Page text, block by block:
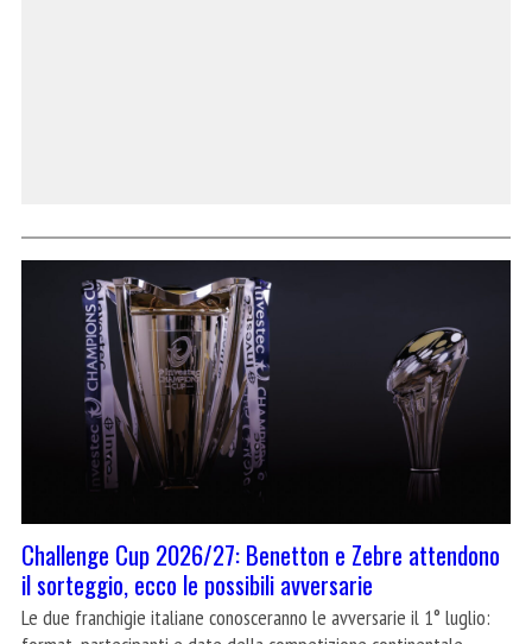
Challenge Cup 2026/27: Benetton e Zebre attendono
il sorteggio, ecco le possibili avversarie
Le due franchigie italiane conosceranno le avversarie il 1° luglio: